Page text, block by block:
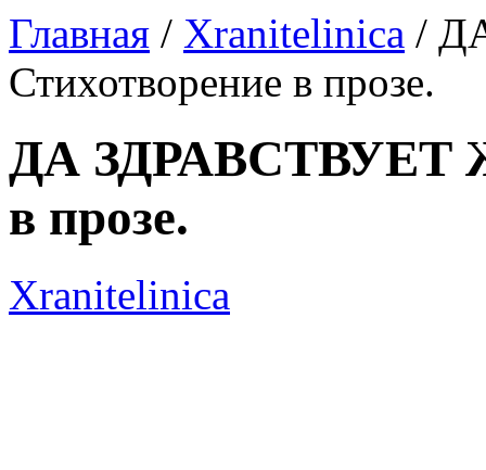
Главная / Xranitelinica /
Стихотворение в прозе.
ДА ЗДРАВСТВУЕТ
в прозе.
Xranitelinica